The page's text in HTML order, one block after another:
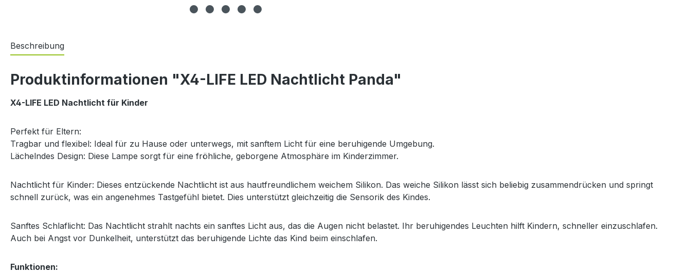
Beschreibung
Produktinformationen "X4-LIFE LED Nachtlicht Panda"
X4-LIFE LED Nachtlicht für Kinder
Perfekt für Eltern:
Tragbar und flexibel: Ideal für zu Hause oder unterwegs, mit sanftem Licht für eine beruhigende Umgebung.
Lächelndes Design: Diese Lampe sorgt für eine fröhliche, geborgene Atmosphäre im Kinderzimmer.
Nachtlicht für Kinder: Dieses entzückende Nachtlicht ist aus hautfreundlichem weichem Silikon. Das weiche Silikon lässt sich beliebig zusammendrücken und springt
schnell zurück, was ein angenehmes Tastgefühl bietet. Dies unterstützt gleichzeitig die Sensorik des Kindes.
Sanftes Schlaflicht: Das Nachtlicht strahlt nachts ein sanftes Licht aus, das die Augen nicht belastet. Ihr beruhigendes Leuchten hilft Kindern, schneller einzuschlafen.
Auch bei Angst vor Dunkelheit, unterstützt das beruhigende Lichte das Kind beim einschlafen.
Funktionen: